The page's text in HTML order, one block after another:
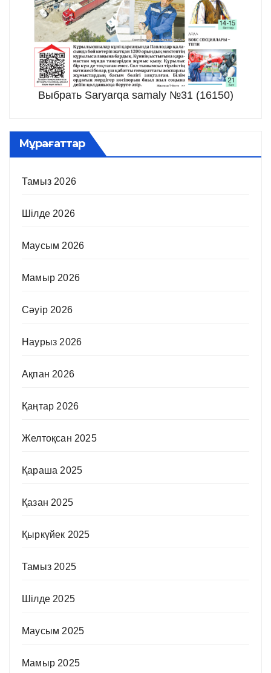
Выбрать Saryarqa samaly №31 (16150)
Мұрағаттар
Тамыз 2026
Шілде 2026
Маусым 2026
Мамыр 2026
Сәуір 2026
Наурыз 2026
Ақпан 2026
Қаңтар 2026
Желтоқсан 2025
Қараша 2025
Қазан 2025
Қыркүйек 2025
Тамыз 2025
Шілде 2025
Маусым 2025
Мамыр 2025